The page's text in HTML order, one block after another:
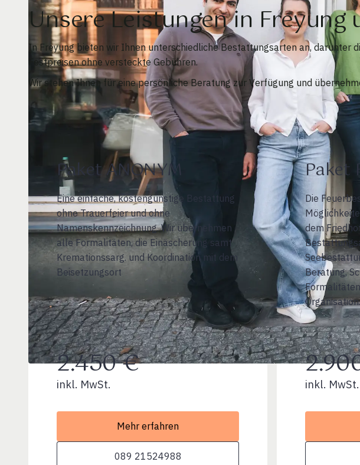
Unsere Leistungen in Freyung
In Freyung bieten wir Ihnen unterschiedliche Bestattungsarten an,
Festpreisen ohne versteckte Gebühren.
Wir stehen Ihnen für eine persönliche Beratung zur Verfügung und
Paket ANONYM
Eine einfache, kostengünstige Bestattung
ohne Trauerfeier und ohne
Namenskennzeichnung. Wir übernehmen
alle Formalitäten, die Einäscherung samt
Kremationssarg. und Koordination mit dem
Beisetzungsort
2.450 €
inkl. MwSt.
Mehr erfahren
089 21524988
Paket
Die
dem
Beratung,
inkl. MwSt.